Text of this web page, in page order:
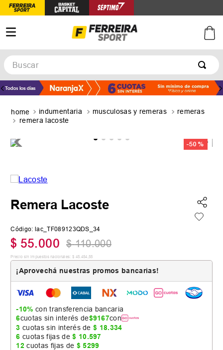
Buscar
indumentaria musculosas y remeras
remeras
remera lacoste
-50 %
Remera Lacoste
Código: lac_TF089123QDS_34
$ 55.000 $ 110.000
Precio sin impuestos nacionales: $ 45 454 55
¡Aprovechá nuestras promos bancarias!
-10% con transferencia bancaria
6cuotas sin interés de$9167con
3 cuotas sin interés de$ 18.334
6 cuotas fijas de$ 10.597
12 cuotas fijas de $ 5299
TÉRMINOS MÁS BUSCADOS
.
basquet